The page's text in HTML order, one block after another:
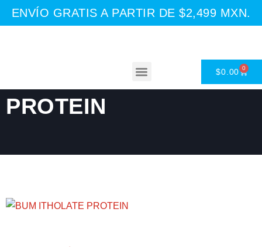
ENVÍO GRATIS A PARTIR DE $2,499 MXN.
$0.00 0
BUM ITHOLATE
PROTEIN